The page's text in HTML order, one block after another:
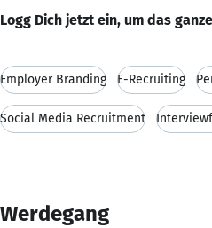
Logg Dich jetzt ein, um das
Employer Branding E-Recruiting
Social Media Recruitment
Werdegang